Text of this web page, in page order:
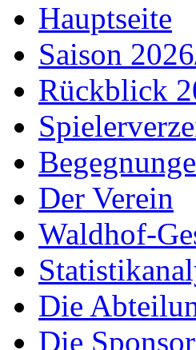
Hauptseite
Saison
Rückblick
Der Verein
Waldhof-
Die
Die